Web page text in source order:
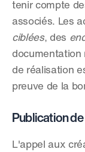
tenir compte
associés. Les
ciblées, des
documentation
de réalisation
preuve de la
Publication
L'appel aux